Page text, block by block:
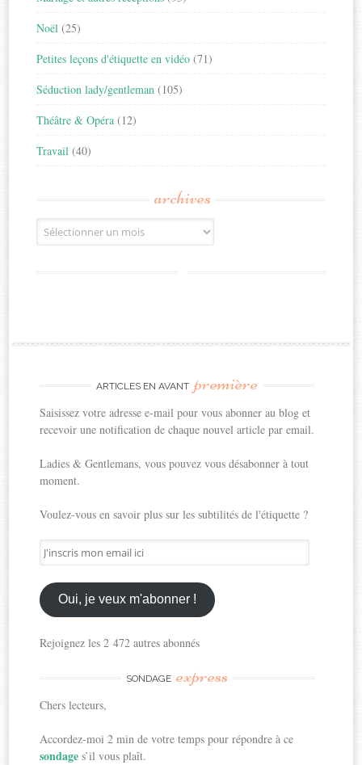
Noël (25)
Petites leçons d'étiquette en vidéo (71)
Séduction lady/gentleman (105)
Théâtre & Opéra (12)
Travail (40)
archives
Archives
ARTICLES EN AVANT première
Saisissez votre adresse e-mail pour vous abonner au blog et
recevoir une notification de chaque nouvel article par email.
Ladies & Gentlemans, vous pouvez vous désabonner à tout
moment.
Voulez-vous en savoir plus sur les subtilités de l'étiquette ?
J'inscris
mon
email
ici
Oui, je veux m'abonner !
Rejoignez les 2 472 autres abonnés
SONDAGE express
Chers lecteurs,
Accordez-moi 2 min de votre temps pour répondre à ce
sondages’il vous plaît.